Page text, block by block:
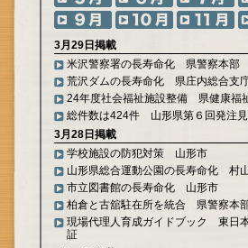
3月29日掲載
米沢警察署の長寿命化 県警察本部
荒沢ダムの長寿命化 県庄内総合支
24年度社会福祉施設整備 県健康福
総件数は424件 山形県第６回発注見
3月28日掲載
学校施設の防犯対策 山形市
山形県総合運動公園の長寿命化 村
市立図書館の長寿命化 山形市
柏倉と古舘駐在所を統合 県警察本
現場代理人育成ガイドブック 東日
証